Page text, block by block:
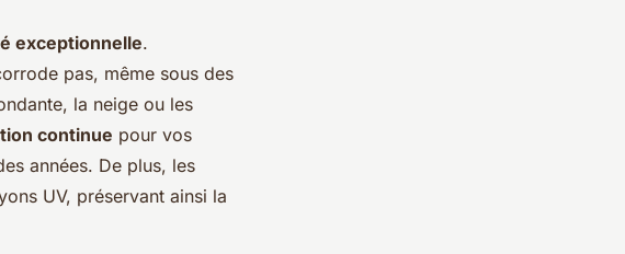
exceptionnelle.
pas, même sous des
la neige ou les
continue pour vos
années. De plus, les
UV, préservant ainsi la